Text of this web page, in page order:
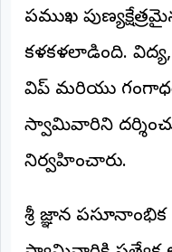
భక్తి
క్రీడలు
జాతీయం
ప్రముఖ
కళకళలాడింది.
విప్ మరియు
స్వామివారిని
నిర్వహించారు.
శ్రీ జ్ఞాన